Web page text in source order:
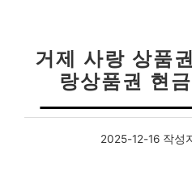
거제 사랑 상품
랑상품권 현
2025-12-16 작성